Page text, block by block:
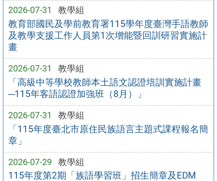
2026-07-31 教學組
教育部國民及學前教育署115學年度臺灣手語教師
及教學支援工作人員第1次增能暨回訓研習實施計
畫
2026-07-31 教學組
「高級中等學校教師本土語文認證培訓實施計畫
─115年客語認證加強班（8月）」
2026-07-31 教學組
「115年度臺北市原住民族語言主題式課程報名簡
章」
2026-07-29 教學組
115年度第2期「族語學習班」招生簡章及EDM